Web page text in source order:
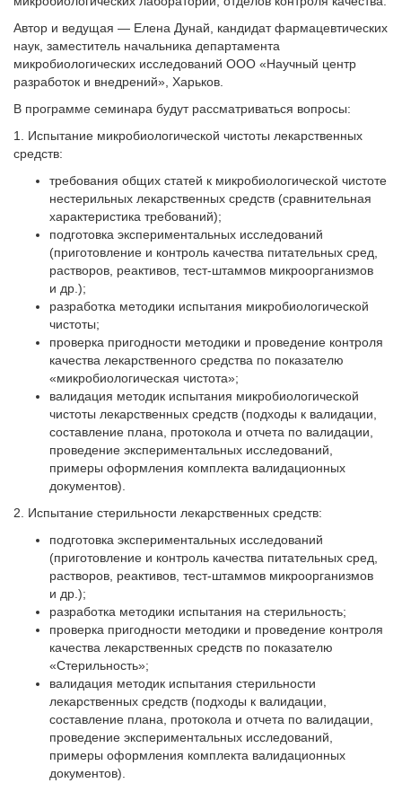
Автор и ведущая — Елена Дунай, кандидат фармацевтических
наук, заместитель начальника департамента
микробиологических исследований ООО «Научный центр
разработок и внед­рений», Харьков.
В программе семинара будут рассматриваться вопросы:
1. Испытание микробиологической чистоты лекарственных
средств:
требования общих статей к микробиологической чистоте
нестерильных лекарственных средств (сравнительная
характеристика требований);
подготовка экспериментальных исследований
(приготовление и контроль качества питательных сред,
растворов, реактивов, тест-штаммов микроорганизмов
и др.);
разработка методики испытания микробиологической
чистоты;
проверка пригодности методики и проведение контроля
качества лекарственного средства по показателю
«микробиологическая чистота»;
валидация методик испытания микробиологической
чистоты лекарственных средств (подходы к валидации,
составление плана, протокола и отчета по валидации,
проведение экспериментальных исследований,
примеры оформления комплекта валидационных
документов).
2. Испытание стерильности лекарственных средств:
подготовка экспериментальных исследований
(приготовление и контроль качества питательных сред,
растворов, реактивов, тест-штаммов микроорганизмов
и др.);
разработка методики испытания на стерильность;
проверка пригодности методики и проведение контроля
качества лекарственных средств по показателю
«Стерильность»;
валидация методик испытания стерильности
лекарственных средств (подходы к валидации,
составление плана, протокола и отчета по валидации,
проведение экспериментальных исследований,
примеры оформления комплекта валидационных
документов).